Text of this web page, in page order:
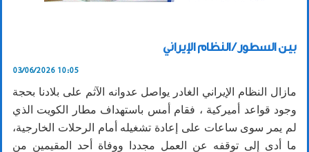
بين السطور / النظام الإيراني
03/06/2026 10:05
مازال النظام الإيراني الغادر يواصل عدوانه الآثم على بلادنا بحجة
وجود قواعد أميركية ، فقام أمس باستهداف مطار الكويت الذي
لم يمر سوى ساعات على إعادة تشغيله أمام الرحلات الخارجية،
ما أدى إلى توقفه عن العمل مجددا ووفاة أحد المقيمين من